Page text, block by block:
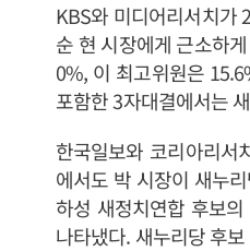
KBS와 미디어리서치가
순 현 시장에게 근소하
0%, 이 최고위원은
포함한 3자대결에서는
한국일보와 코리아리서
에서도 박 시장이 새누
하성 새정치연합 후보
나타냈다. 새누리당 후